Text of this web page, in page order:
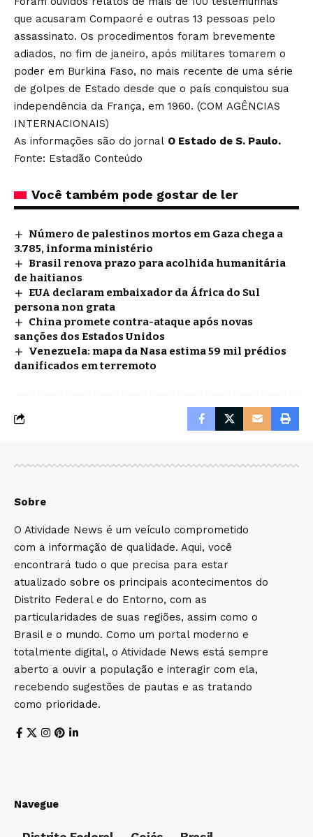
que acusaram Compaoré e outras 13 pessoas pelo
assassinato. Os procedimentos foram brevemente
adiados, no fim de janeiro, após militares tomarem o
poder em Burkina Faso, no mais recente de uma série
de golpes de Estado desde que o país conquistou sua
independência da França, em 1960. (COM AGÊNCIAS
INTERNACIONAIS)
As informações são do jornal O Estado de S. Paulo.
Fonte: Estadão Conteúdo
Você também pode gostar de ler
Número de palestinos mortos em Gaza chega a
3.785, informa ministério
Brasil renova prazo para acolhida humanitária
de haitianos
EUA declaram embaixador da África do Sul
persona non grata
China promete contra-ataque após novas
sanções dos Estados Unidos
Venezuela: mapa da Nasa estima 59 mil prédios
danificados em terremoto
Sobre
O Atividade News é um veículo comprometido
com a informação de qualidade. Aqui, você
encontrará tudo o que precisa para estar
atualizado sobre os principais acontecimentos do
Distrito Federal e do Entorno, com as
particularidades de suas regiões, assim como o
Brasil e o mundo. Como um portal moderno e
totalmente digital, o Atividade News está sempre
aberto a ouvir a população e interagir com ela,
recebendo sugestões de pautas e as tratando
como prioridade.
Navegue